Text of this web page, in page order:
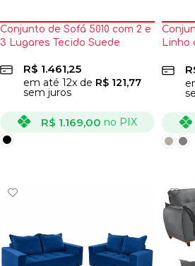
Conjunto de Sofá 5010 com 2 e
3 Lugares Tecido Suede
R$ 1.461,25
em até 12x de R$ 121,77
sem juros
R$ 1.169,00 no PIX
Linho